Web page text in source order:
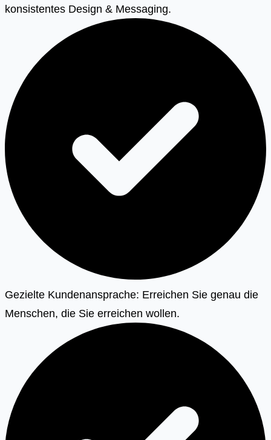
konsistentes Design & Messaging.
Gezielte Kundenansprache: Erreichen Sie genau die
Menschen, die Sie erreichen wollen.